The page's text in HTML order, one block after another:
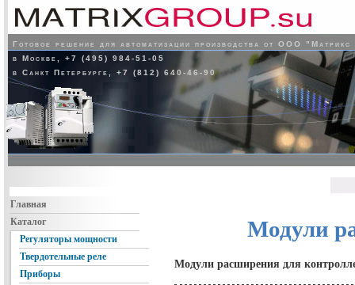
Готовое решение для автоматизации производства от ООО "Матрикс
в Москве, +7 (495) 984-51-05
в Санкт Петербурге, +7 (812) 640-46-90
Главная
Каталог
Регуляторы мощности
Твердотельные реле
Приборы
Модули
Модули расширения для